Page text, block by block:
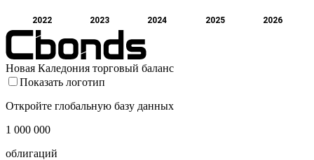
2022 2023 2024 2025 2026
Новая Каледония торговый баланс
Показать логотип
Откройте глобальную базу данных
1 000 000
облигаций